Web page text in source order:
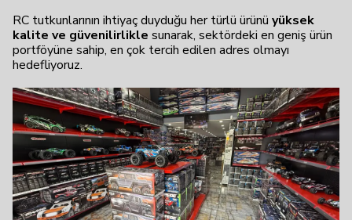
RC tutkunlarının ihtiyaç duyduğu her türlü ürünü yüksek
kalite ve güvenilirlikle sunarak, sektördeki en geniş ürün
portföyüne sahip, en çok tercih edilen adres olmayı
hedefliyoruz.